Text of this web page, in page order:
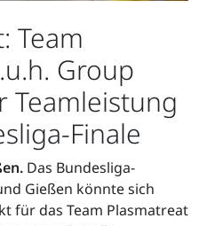
Team
Group
Teamleistung
Finale
Das Bundesliga-
Gießen könnte sich
für das Team Plasmatreat